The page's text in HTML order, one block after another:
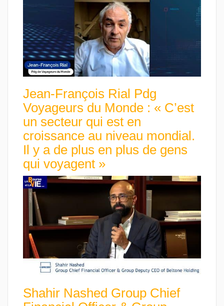
Jean-François Rial Pdg
Voyageurs du Monde : « C’est
un secteur qui est en
croissance au niveau mondial.
Il y a de plus en plus de gens
qui voyagent »
Shahir Nashed Group Chief